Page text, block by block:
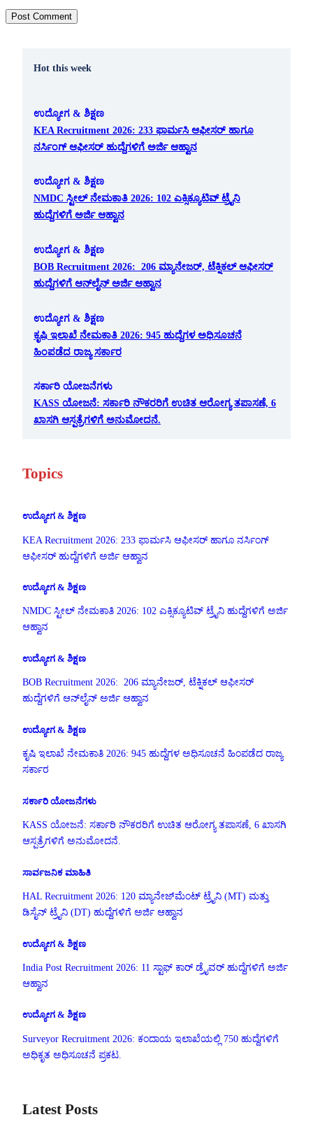
Hot this week
ಉದ್ಯೋಗ & ಶಿಕ್ಷಣ
KEA Recruitment 2026: 233 ಫಾರ್ಮಸಿ ಆಫೀಸರ್ ಹಾಗೂ
ನರ್ಸಿಂಗ್ ಆಫೀಸರ್ ಹುದ್ದೆಗಳಿಗೆ ಅರ್ಜಿ ಆಹ್ವಾನ
ಉದ್ಯೋಗ & ಶಿಕ್ಷಣ
NMDC ಸ್ಟೀಲ್ ನೇಮಕಾತಿ 2026: 102 ಎಕ್ಸಿಕ್ಯೂಟಿವ್ ಟ್ರೈನಿ
ಹುದ್ದೆಗಳಿಗೆ ಅರ್ಜಿ ಆಹ್ವಾನ
ಉದ್ಯೋಗ & ಶಿಕ್ಷಣ
BOB Recruitment 2026: 206 ಮ್ಯಾನೇಜರ್, ಟೆಕ್ನಿಕಲ್ ಆಫೀಸರ್
ಹುದ್ದೆಗಳಿಗೆ ಆನ್‌ಲೈನ್ ಅರ್ಜಿ ಆಹ್ವಾನ
ಉದ್ಯೋಗ & ಶಿಕ್ಷಣ
ಕೃಷಿ ಇಲಾಖೆ ನೇಮಕಾತಿ 2026: 945 ಹುದ್ದೆಗಳ ಅಧಿಸೂಚನೆ
ಹಿಂಪಡೆದ ರಾಜ್ಯ ಸರ್ಕಾರ
ಸರ್ಕಾರಿ ಯೋಜನೆಗಳು
KASS ಯೋಜನೆ: ಸರ್ಕಾರಿ ನೌಕರರಿಗೆ ಉಚಿತ ಆರೋಗ್ಯ ತಪಾಸಣೆ, 6
ಖಾಸಗಿ ಆಸ್ಪತ್ರೆಗಳಿಗೆ ಅನುಮೋದನೆ.
Topics
ಉದ್ಯೋಗ & ಶಿಕ್ಷಣ
KEA Recruitment 2026: 233 ಫಾರ್ಮಸಿ ಆಫೀಸರ್ ಹಾಗೂ ನರ್ಸಿಂಗ್
ಆಫೀಸರ್ ಹುದ್ದೆಗಳಿಗೆ ಅರ್ಜಿ ಆಹ್ವಾನ
ಉದ್ಯೋಗ & ಶಿಕ್ಷಣ
NMDC ಸ್ಟೀಲ್ ನೇಮಕಾತಿ 2026: 102 ಎಕ್ಸಿಕ್ಯೂಟಿವ್ ಟ್ರೈನಿ ಹುದ್ದೆಗಳಿಗೆ ಅರ್ಜಿ
ಆಹ್ವಾನ
ಉದ್ಯೋಗ & ಶಿಕ್ಷಣ
BOB Recruitment 2026: 206 ಮ್ಯಾನೇಜರ್, ಟೆಕ್ನಿಕಲ್ ಆಫೀಸರ್
ಹುದ್ದೆಗಳಿಗೆ ಆನ್‌ಲೈನ್ ಅರ್ಜಿ ಆಹ್ವಾನ
ಉದ್ಯೋಗ & ಶಿಕ್ಷಣ
ಕೃಷಿ ಇಲಾಖೆ ನೇಮಕಾತಿ 2026: 945 ಹುದ್ದೆಗಳ ಅಧಿಸೂಚನೆ ಹಿಂಪಡೆದ ರಾಜ್ಯ
ಸರ್ಕಾರ
ಸರ್ಕಾರಿ ಯೋಜನೆಗಳು
KASS ಯೋಜನೆ: ಸರ್ಕಾರಿ ನೌಕರರಿಗೆ ಉಚಿತ ಆರೋಗ್ಯ ತಪಾಸಣೆ, 6 ಖಾಸಗಿ
ಆಸ್ಪತ್ರೆಗಳಿಗೆ ಅನುಮೋದನೆ.
ಸಾರ್ವಜನಿಕ ಮಾಹಿತಿ
HAL Recruitment 2026: 120 ಮ್ಯಾನೇಜ್‌ಮೆಂಟ್ ಟ್ರೈನಿ (MT) ಮತ್ತು
ಡಿಸೈನ್ ಟ್ರೈನಿ (DT) ಹುದ್ದೆಗಳಿಗೆ ಅರ್ಜಿ ಆಹ್ವಾನ
ಉದ್ಯೋಗ & ಶಿಕ್ಷಣ
India Post Recruitment 2026: 11 ಸ್ಟಾಫ್ ಕಾರ್ ಡ್ರೈವರ್ ಹುದ್ದೆಗಳಿಗೆ ಅರ್ಜಿ
ಆಹ್ವಾನ
ಉದ್ಯೋಗ & ಶಿಕ್ಷಣ
Surveyor Recruitment 2026: ಕಂದಾಯ ಇಲಾಖೆಯಲ್ಲಿ 750 ಹುದ್ದೆಗಳಿಗೆ
ಅಧಿಕೃತ ಅಧಿಸೂಚನೆ ಪ್ರಕಟ.
Latest Posts